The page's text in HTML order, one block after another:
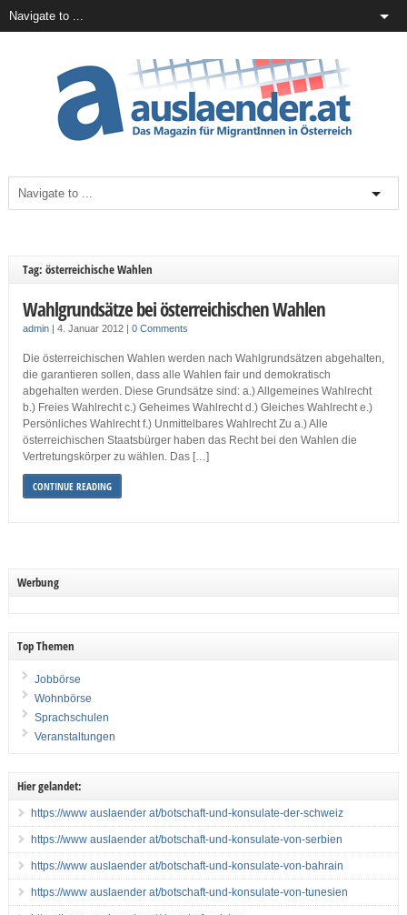
Tag: österreichische Wahlen
Wahlgrundsätze bei österreichischen Wahlen
admin| 4. Januar 2012 | 0 Comments
Die österreichischen Wahlen werden nach Wahlgrundsätzen abgehalten,
die garantieren sollen, dass alle Wahlen fair und demokratisch
abgehalten werden. Diese Grundsätze sind: a.) Allgemeines Wahlrecht
b.) Freies Wahlrecht c.) Geheimes Wahlrecht d.) Gleiches Wahlrecht e.)
Persönliches Wahlrecht f.) Unmittelbares Wahlrecht Zu a.) Alle
österreichischen Staatsbürger haben das Recht bei den Wahlen die
Vertretungskörper zu wählen. Das […]
CONTINUE READING
Werbung
Top Themen
Jobbörse
Wohnbörse
Sprachschulen
Veranstaltungen
Hier gelandet:
https://www auslaender at/botschaft-und-konsulate-der-schweiz
https://www auslaender at/botschaft-und-konsulate-von-serbien
https://www auslaender at/botschaft-und-konsulate-von-bahrain
https://www auslaender at/botschaft-und-konsulate-von-tunesien